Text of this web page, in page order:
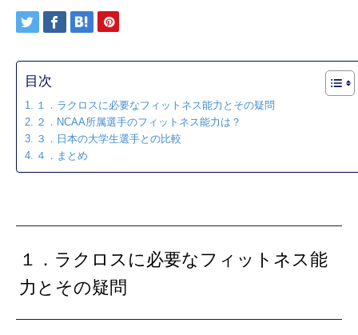
目次
１．ラクロスに必要なフィットネス能力とその疑問
２．NCAA所属選手のフィットネス能力は？
３．日本の大学生選手との比較
４．まとめ
１．ラクロスに必要なフィットネス能
力とその疑問